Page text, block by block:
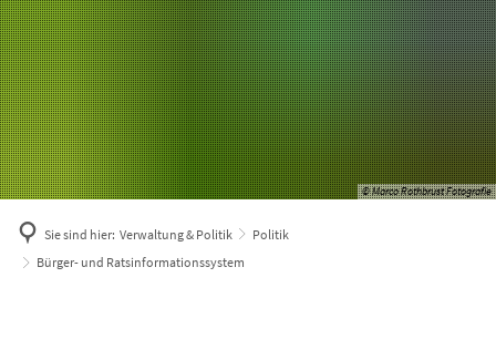
© Marco Rothbrust Fotografie
Sie sind hier: Verwaltung & Politik
Politik
Bürger- und Ratsinformationssystem